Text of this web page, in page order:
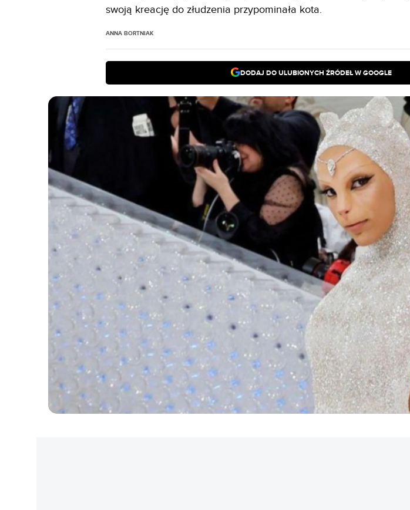
swoją kreację do złudzenia przypominała kota.
ANNA BORTNIAK
DODAJ DO ULUBIONYCH ŹRÓDEŁ W GOOGLE